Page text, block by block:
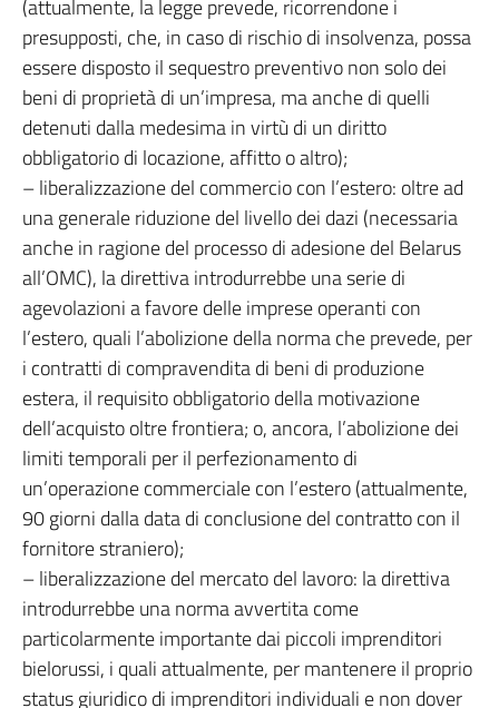
(attualmente, la legge prevede, ricorrendone i
presupposti, che, in caso di rischio di insolvenza, possa
essere disposto il sequestro preventivo non solo dei
beni di proprietà di un’impresa, ma anche di quelli
detenuti dalla medesima in virtù di un diritto
obbligatorio di locazione, affitto o altro);
– liberalizzazione del commercio con l’estero: oltre ad
una generale riduzione del livello dei dazi (necessaria
anche in ragione del processo di adesione del Belarus
all’OMC), la direttiva introdurrebbe una serie di
agevolazioni a favore delle imprese operanti con
l’estero, quali l’abolizione della norma che prevede, per
i contratti di compravendita di beni di produzione
estera, il requisito obbligatorio della motivazione
dell’acquisto oltre frontiera; o, ancora, l’abolizione dei
limiti temporali per il perfezionamento di
un’operazione commerciale con l’estero (attualmente,
90 giorni dalla data di conclusione del contratto con il
fornitore straniero);
– liberalizzazione del mercato del lavoro: la direttiva
introdurrebbe una norma avvertita come
particolarmente importante dai piccoli imprenditori
bielorussi, i quali attualmente, per mantenere il proprio
status giuridico di imprenditori individuali e non dover